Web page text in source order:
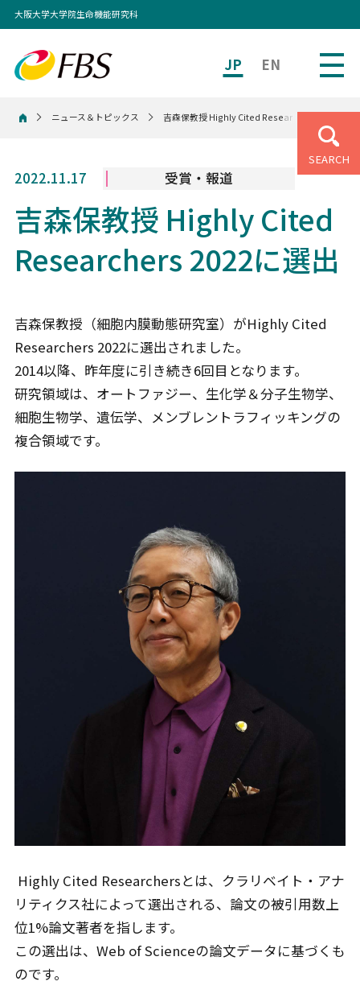
JP EN
大阪大学大学院生命機能研究科
SEARCH
ホームニュース＆トピックス 吉森保教授 Highly Cited Researchers 2022に選
2022.11.17 受賞・報道
吉森保教授 Highly Cited
Researchers 2022に選出
吉森保教授（細胞内膜動態研究室）がHighly Cited
Researchers 2022に選出されました。
2014以降、昨年度に引き続き6回目となります。
研究領域は、オートファジー、生化学＆分子生物学、
細胞生物学、遺伝学、メンブレントラフィッキングの
複合領域です。
Highly Cited Researchersとは、クラリベイト・アナ
リティクス社によって選出される、論文の被引用数上
位1%論文著者を指します。
この選出は、Web of Scienceの論文データに基づくも
のです。